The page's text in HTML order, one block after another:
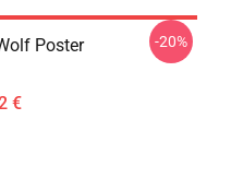
Poster
€
-20%